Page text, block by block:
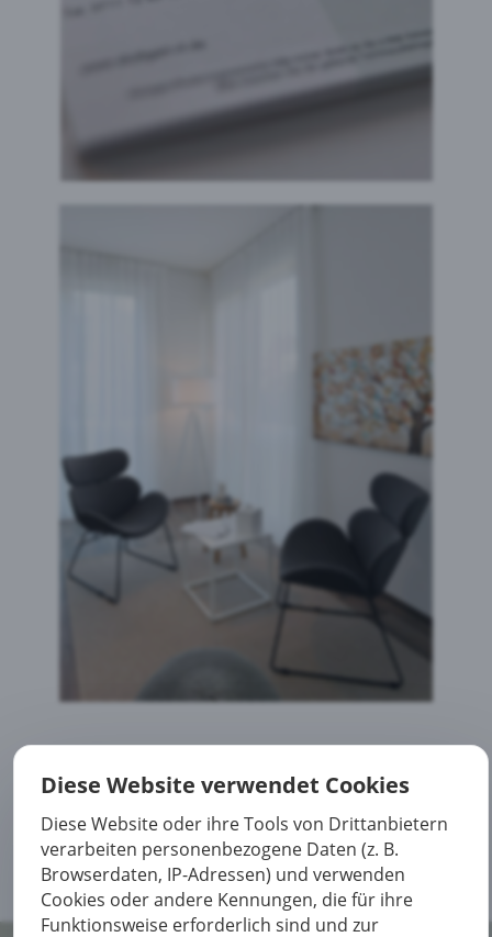
Jetzt Kontakt aufnehmen
Diese Website verwendet Cookies
Diese Website oder ihre Tools von Drittanbietern
verarbeiten personenbezogene Daten (z. B.
Browserdaten, IP-Adressen) und verwenden
Cookies oder andere Kennungen, die für ihre
Funktionsweise erforderlich sind und zur